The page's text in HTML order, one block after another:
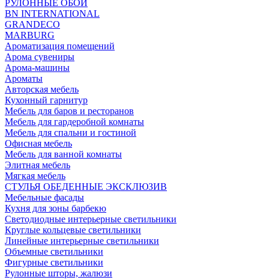
РУЛОННЫЕ ОБОИ
BN INTERNATIONAL
GRANDECO
MARBURG
Ароматизация помещений
Арома сувениры
Арома-машины
Ароматы
Авторская мебель
Кухонный гарнитур
Мебель для баров и ресторанов
Мебель для гардеробной комнаты
Мебель для спальни и гостиной
Офисная мебель
Мебель для ванной комнаты
Элитная мебель
Мягкая мебель
СТУЛЬЯ ОБЕДЕННЫЕ ЭКСКЛЮЗИВ
Мебельные фасады
Кухня для зоны барбекю
Светодиодные интерьерные светильники
Круглые кольцевые светильники
Линейные интерьерные светильники
Объемные светильники
Фигурные светильники
Рулонные шторы, жалюзи